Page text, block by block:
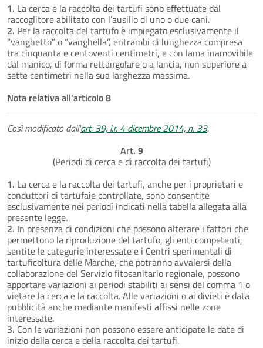
1. La cerca e la raccolta dei tartufi sono effettuate dal
raccoglitore abilitato con l’ausilio di uno o due cani.
2. Per la raccolta del tartufo è impiegato esclusivamente il
“vanghetto” o “vanghella”, entrambi di lunghezza compresa
tra cinquanta e centoventi centimetri, e con lama inamovibile
dal manico, di forma rettangolare o a lancia, non superiore a
sette centimetri nella sua larghezza massima.
Nota relativa all'articolo 8
Così modificato dall'art. 39, l.r. 4 dicembre 2014, n. 33.
Art. 9
(Periodi di cerca e di raccolta dei tartufi)
1. La cerca e la raccolta dei tartufi, anche per i proprietari e
conduttori di tartufaie controllate, sono consentite
esclusivamente nei periodi indicati nella tabella allegata alla
presente legge.
2. In presenza di condizioni che possono alterare i fattori che
permettono la riproduzione del tartufo, gli enti competenti,
sentite le categorie interessate e i Centri sperimentali di
tartuficoltura delle Marche, che potranno avvalersi della
collaborazione del Servizio fitosanitario regionale, possono
apportare variazioni ai periodi stabiliti ai sensi del comma 1 o
vietare la cerca e la raccolta. Alle variazioni o ai divieti è data
pubblicità anche mediante manifesti affissi nelle zone
interessate.
3. Con le variazioni non possono essere anticipate le date di
inizio della cerca e della raccolta dei tartufi.